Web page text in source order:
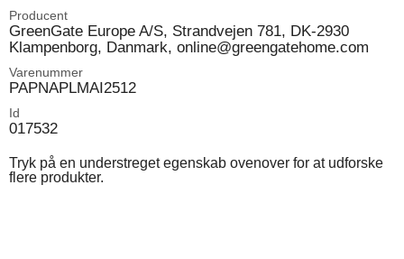
Producent
GreenGate Europe A/S, Strandvejen 781, DK-2930
Klampenborg, Danmark, online@greengatehome.com
Varenummer
PAPNAPLMAI2512
Id
017532
Tryk på en understreget egenskab ovenover for at udforske
flere produkter.